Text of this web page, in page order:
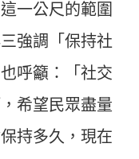
一公尺的範圍
強調「保持社
呼籲：「社交
希望民眾盡量
持多久，現在